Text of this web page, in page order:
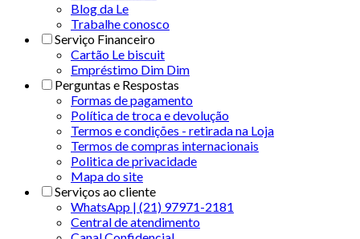
Blog da Le
Trabalhe conosco
Serviço Financeiro
Cartão Le biscuit
Empréstimo Dim Dim
Perguntas e Respostas
Formas de pagamento
Política de troca e devolução
Termos e condições - retirada na Loja
Termos de compras internacionais
Politica de privacidade
Mapa do site
Serviços ao cliente
WhatsApp | (21) 97971-2181
Central de atendimento